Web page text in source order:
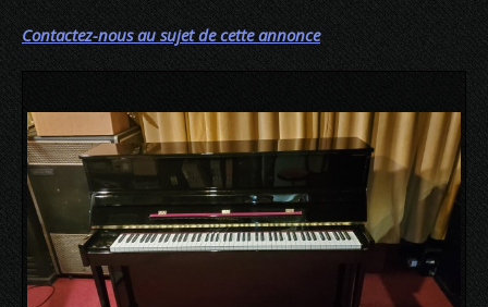
Contactez-nous au sujet de cette annonce